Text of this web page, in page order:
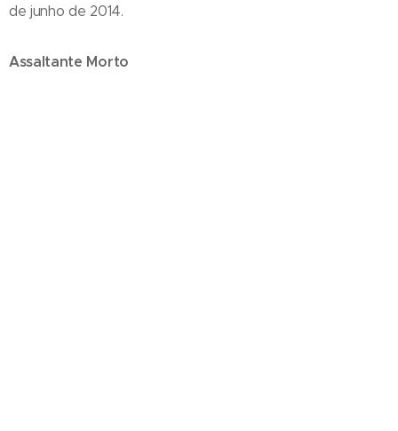
de junho de 2014.
Assaltante Morto